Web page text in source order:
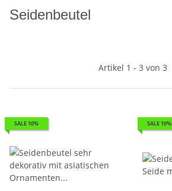
Seidenbeutel
Artikel 1 - 3 von 3
SALE 10% SALE 10%